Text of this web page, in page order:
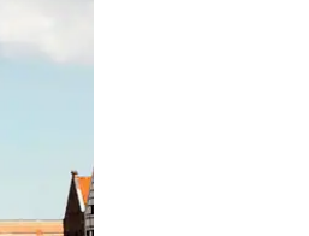
of swipen.